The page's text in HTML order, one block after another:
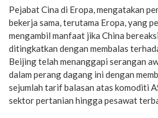
Pejabat Cina di Eropa, mengatakan
bekerja sama, terutama Eropa, yang
mengambil manfaat jika China
ditingkatkan dengan membalas
Beijing telah menanggapi serangan
dalam perang dagang ini dengan
sejumlah tarif balasan atas komoditi
sektor pertanian hingga pesawat